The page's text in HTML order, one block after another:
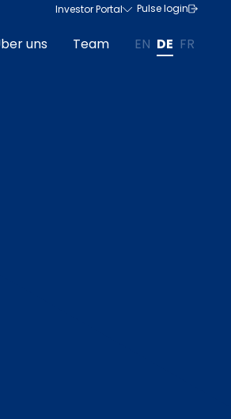
Investor Portal Pulse login
uns Team EN DE FR